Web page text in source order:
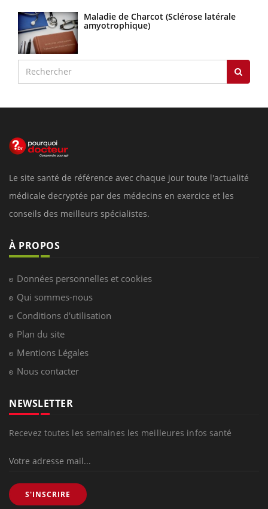
Maladie de Charcot (Sclérose latérale
amyotrophique)
Le site santé de référence avec chaque jour toute l'actualité
médicale decryptée par des médecins en exercice et les
conseils des meilleurs spécialistes.
À PROPOS
Données personnelles et cookies
Qui sommes-nous
Conditions d'utilisation
Plan du site
Mentions Légales
Nous contacter
NEWSLETTER
Recevez toutes les semaines les meilleures infos santé
S'INSCRIRE